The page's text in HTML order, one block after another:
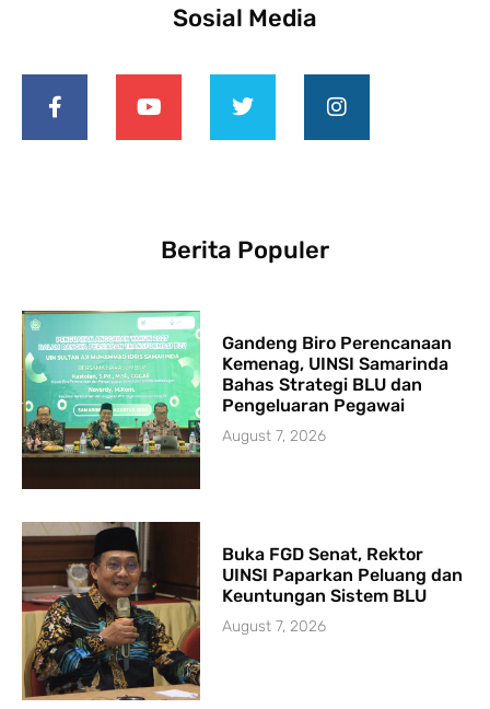
Sosial Media
Berita Populer
Gandeng Biro Perencanaan
Kemenag, UINSI Samarinda
Bahas Strategi BLU dan
Pengeluaran Pegawai
August 7, 2026
Buka FGD Senat, Rektor
UINSI Paparkan Peluang dan
Keuntungan Sistem BLU
August 7, 2026